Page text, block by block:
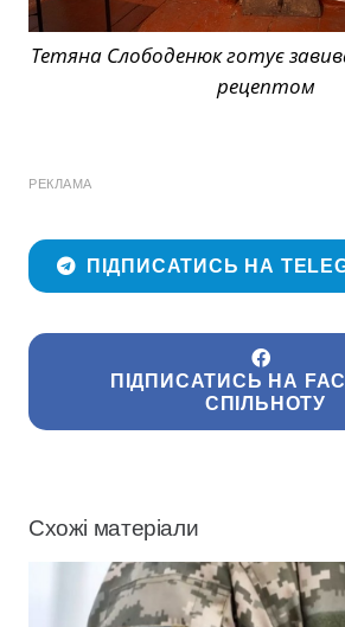
Тетяна Слободенюк готує
рецептом
РЕКЛАМА
ПІДПИСАТИСЬ НА
ПІДПИСАТИСЬ НА
СПІЛЬНОТУ
Схожі матеріали